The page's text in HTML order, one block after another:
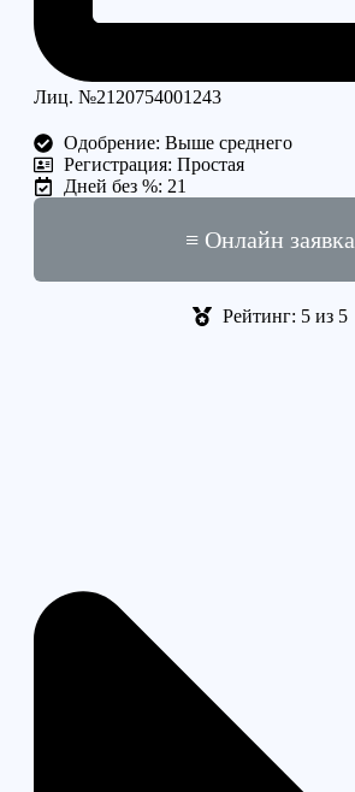
Лиц. №2120754001243
Одобрение: Выше среднего
Регистрация: Простая
Дней без %: 21
≡ Онлайн заявка
Рейтинг: 5 из 5